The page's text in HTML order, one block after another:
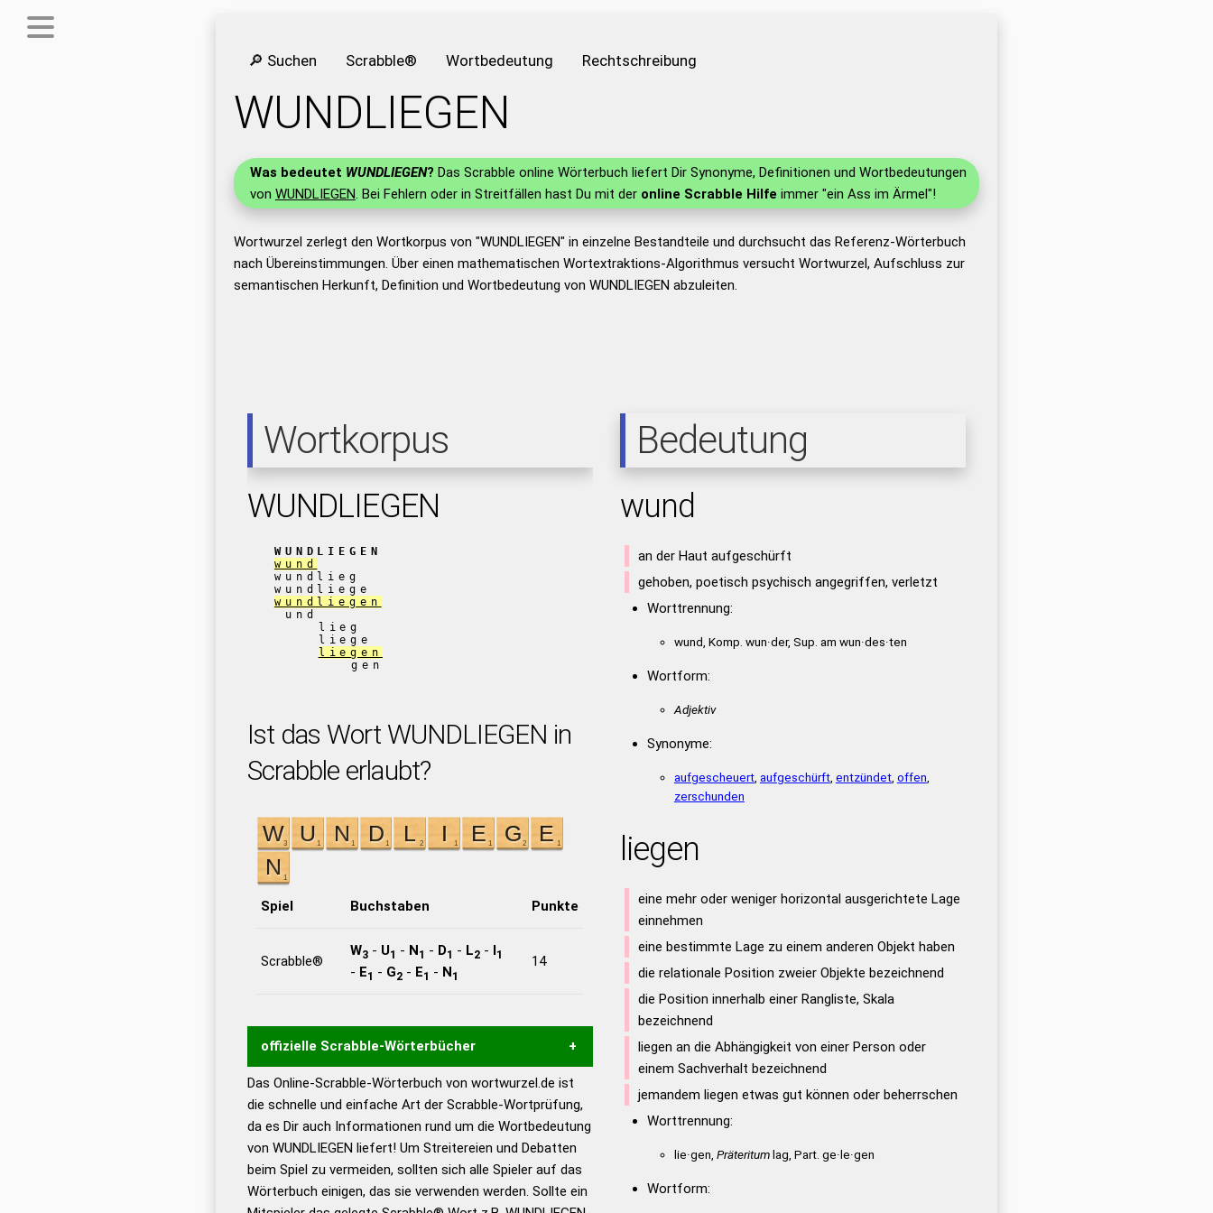
🔎 Suchen Scrabble® Wortbedeutung Rechtschreibung
WUNDLIEGEN
Was bedeutet WUNDLIEGEN? Das Scrabble online Wörterbuch liefert Dir Synonyme, Definitionen und Wortbedeutungen
von WUNDLIEGEN. Bei Fehlern oder in Streitfällen hast Du mit der online Scrabble Hilfe immer "ein Ass im Ärmel"!
Wortwurzel zerlegt den Wortkorpus von "WUNDLIEGEN" in einzelne Bestandteile und durchsucht das Referenz-Wörterbuch
nach Übereinstimmungen. Über einen mathematischen Wortextraktions-Algorithmus versucht Wortwurzel, Aufschluss zur
semantischen Herkunft, Definition und Wortbedeutung von WUNDLIEGEN abzuleiten.
Wortkorpus
WUNDLIEGEN
WUNDLIEGEN
wund
wundlieg
wundliege
wundliegen
und
lieg
liege
liegen
gen
Ist das Wort WUNDLIEGEN in
Scrabble erlaubt?
Spiel Buchstaben Punkte
Scrabble®
W3- U1 - N1 - D1 - L2- I1
- E1 - G2- E1 - N1
14
offizielle Scrabble-Wörterbücher
Wortwurzel liefert mit Hilfe eines semantischen
Wortanalyse-Algorithmus gute Anhaltspunkte zu
Wortbedeutung, Worttrennung und Wortform, um die
Gültigkeit eines Wortes für das Scrabble-Spiel zu
bestimmen! zugelassene Turnier Scrabble-
Wörterbücher sind:
Das Online-Scrabble-Wörterbuch von wortwurzel.de ist
die schnelle und einfache Art der Scrabble-Wortprüfung,
da es Dir auch Informationen rund um die Wortbedeutung
von WUNDLIEGEN liefert! Um Streitereien und Debatten
beim Spiel zu vermeiden, sollten sich alle Spieler auf das
Wörterbuch einigen, das sie verwenden werden. Sollte ein
Bedeutung
wund
an der Haut aufgeschürft
gehoben, poetisch psychisch angegriffen, verletzt
Worttrennung:
wund, Komp. wun·der, Sup. am wun·des·ten
Wortform:
Adjektiv
Synonyme:
aufgescheuert, aufgeschürft, entzündet, offen
zerschunden
liegen
eine mehr oder weniger horizontal ausgerichtete Lage
einnehmen
eine bestimmte Lage zu einem anderen Objekt haben
die relationale Position zweier Objekte bezeichnend
die Position innerhalb einer Rangliste, Skala
bezeichnend
liegen an die Abhängigkeit von einer Person oder
einem Sachverhalt bezeichnend
jemandem liegen etwas gut können oder beherrschen
Worttrennung:
lie·gen, Präteritumlag, Part. ge·le·gen
Wortform: